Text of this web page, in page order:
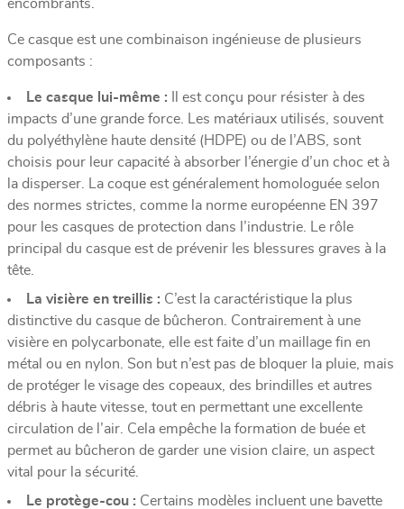
encombrants.
Ce casque est une combinaison ingénieuse de plusieurs
composants :
Le casque lui-même : Il est conçu pour résister à des
impacts d’une grande force. Les matériaux utilisés, souvent
du polyéthylène haute densité (HDPE) ou de l’ABS, sont
choisis pour leur capacité à absorber l’énergie d’un choc et à
la disperser. La coque est généralement homologuée selon
des normes strictes, comme la norme européenne EN 397
pour les casques de protection dans l’industrie. Le rôle
principal du casque est de prévenir les blessures graves à la
tête.
La visière en treillis : C’est la caractéristique la plus
distinctive du casque de bûcheron. Contrairement à une
visière en polycarbonate, elle est faite d’un maillage fin en
métal ou en nylon. Son but n’est pas de bloquer la pluie, mais
de protéger le visage des copeaux, des brindilles et autres
débris à haute vitesse, tout en permettant une excellente
circulation de l’air. Cela empêche la formation de buée et
permet au bûcheron de garder une vision claire, un aspect
vital pour la sécurité.
Le protège-cou : Certains modèles incluent une bavette